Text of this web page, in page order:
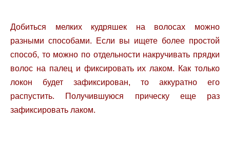
Добиться мелких кудряшек на волосах можно
разными способами. Если вы ищете более простой
способ, то можно по отдельности накручивать прядки
волос на палец и фиксировать их лаком. Как только
локон будет зафиксирован, то аккуратно его
распустить. Получившуюся прическу еще раз
зафиксировать лаком.